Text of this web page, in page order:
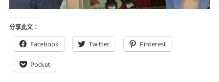
分享此文：
Facebook Twitter Pinterest
Pocket